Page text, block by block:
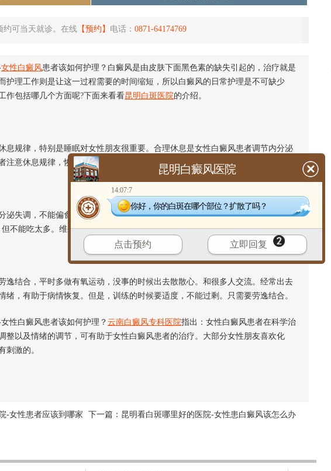
约可当天就诊。在线 【预约】 电话： 0871-64174769
女性白癜风患者该如何护理？白癜风是由皮肤下面黑色素的缺失引起的，治疗就是
护理工作则是让这一过程需要的时间缩短，所以白癜风的日常护理是不可缺少
作包括哪几个方面呢?下面来看看昆明白斑医院的介绍。
规律，特别是睡眠对女性朋友很重要。合理休息是女性白癜风患者调节内分泌
注意休息规律，恢复内分泌紊乱，治疗白癜风比较有用。
失调，不能偏食。要合理饮食，合理饮食。饮食方面要清淡，多吃谷类、水
不能吃太多。维生素c会破坏黑色素的生成，更不利于白癜风的治疗。
结合，平时多做有氧运动，没事的时候出去散散心。和很多人交流。经常出去
绪，有助于病情恢复。但是，训练的时候要适度，不能过剩。只需要劳逸结合。
白癜风患者该如何护理？ 云南白癜风专科医院指出：女性白癜风患者在科学治
整以及情绪的调节，可有助于女性白癜风患者的治疗。大部分女性朋友喜欢化
刺激的。
-女性患者应该到哪家
下一篇： 昆明看白斑哪里好的医院-女性患白癜风该怎么办
昆明白癜风医院
14:07:7
你好，你的白斑在哪个部位？扩散了吗？
点击预约 立即回复